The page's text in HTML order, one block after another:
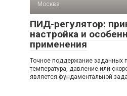
Москва
ПИД-регулятор:
настройка и
применения
Точное поддержание заданных
температура, давление или
является фундаментальной